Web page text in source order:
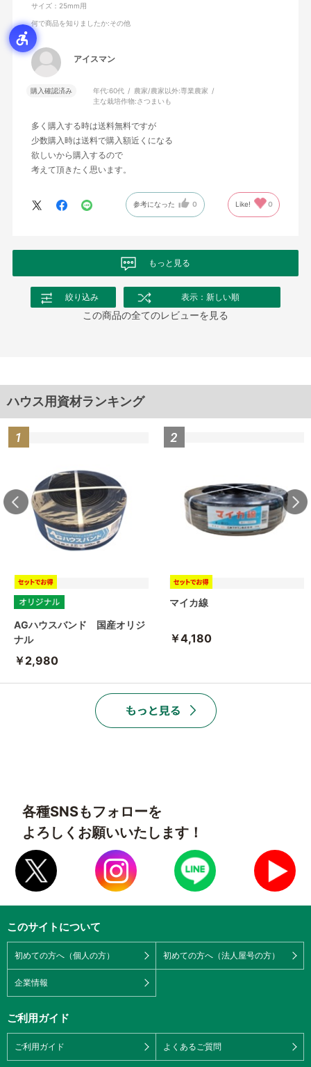
サイズ：25mm用
何で商品を知りましたか:その他
アイスマン
購入確認済み 年代:60代 農家/農家以外:専業農家
主な栽培作物:さつまいも
多く購入する時は送料無料ですが
少数購入時は送料で購入額近くになる
欲しいから購入するので
考えて頂きたく思います。
参考になった 0 Like! 0
もっと見る
絞り込み 表示：新しい順
この商品の全てのレビューを見る
ハウス用資材ランキング
AGハウスバンド 国産オリジ
ナル
￥2,980
マイカ線
￥4,180
各種SNSもフォローを
よろしくお願いいたします！
このサイトについて
初めての方へ（個人の方） 初めての方へ（法人屋号の方）
企業情報
ご利用ガイド
ご利用ガイド よくあるご質問